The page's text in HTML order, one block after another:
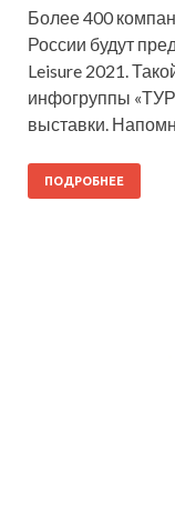
Более 400
России будут
Leisure 2021.
инфогруппы
выставки.
ПОДРОБНЕЕ